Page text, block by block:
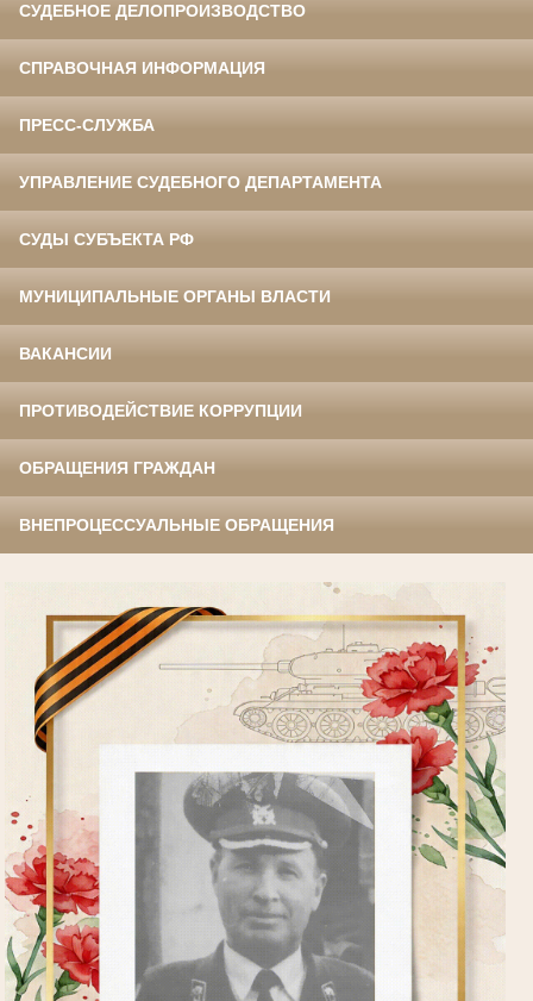
СУДЕБНОЕ ДЕЛОПРОИЗВОДСТВО
СПРАВОЧНАЯ ИНФОРМАЦИЯ
ПРЕСС-СЛУЖБА
УПРАВЛЕНИЕ СУДЕБНОГО ДЕПАРТАМЕНТА
СУДЫ СУБЪЕКТА РФ
МУНИЦИПАЛЬНЫЕ ОРГАНЫ ВЛАСТИ
ВАКАНСИИ
ПРОТИВОДЕЙСТВИЕ КОРРУПЦИИ
ОБРАЩЕНИЯ ГРАЖДАН
ВНЕПРОЦЕССУАЛЬНЫЕ ОБРАЩЕНИЯ